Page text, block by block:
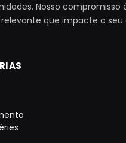
Nosso compromisso
que impacte o seu